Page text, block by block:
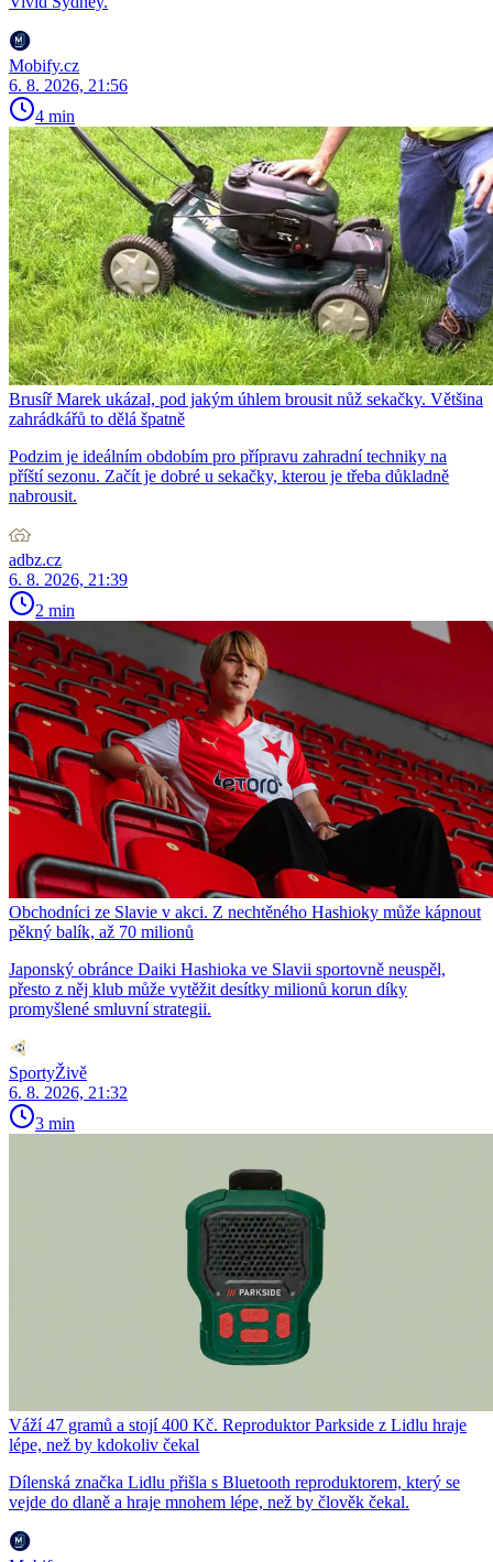
Mobify.cz
6. 8. 2026, 21:56
4 min
Brusíř Marek ukázal, pod jakým úhlem brousit nůž sekačky. Většina
zahrádkářů to dělá špatně
Podzim je ideálním obdobím pro přípravu zahradní techniky na
příští sezonu. Začít je dobré u sekačky, kterou je třeba důkladně
nabrousit.
adbz.cz
6. 8. 2026, 21:39
2 min
Obchodníci ze Slavie v akci. Z nechtěného Hashioky může kápnout
pěkný balík, až 70 milionů
Japonský obránce Daiki Hashioka ve Slavii sportovně neuspěl,
přesto z něj klub může vytěžit desítky milionů korun díky
promyšlené smluvní strategii.
SportyŽivě
6. 8. 2026, 21:32
3 min
Váží 47 gramů a stojí 400 Kč. Reproduktor Parkside z Lidlu hraje
lépe, než by kdokoliv čekal
Dílenská značka Lidlu přišla s Bluetooth reproduktorem, který se
vejde do dlaně a hraje mnohem lépe, než by člověk čekal.